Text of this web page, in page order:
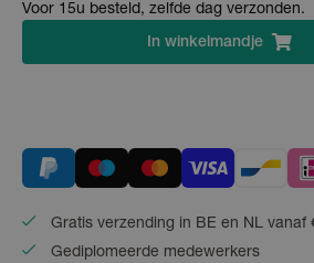
Voor 15u besteld, zelfde dag verzonden.
In winkelmandje
Gratis verzending in BE en NL vanaf
Gediplomeerde medewerkers